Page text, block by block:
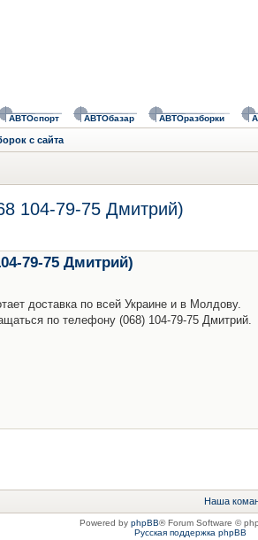
АВТОспорт АВТОбазар АВТОразборки
с сайта
104-79-75 Дмитрий)
79-75 Дмитрий)
доставка по всей Украине и в Молдову.
по телефону (068) 104-79-75 Дмитрий.
Наша
Powered by phpBB® Forum Software ©
Русская поддержка phpBB